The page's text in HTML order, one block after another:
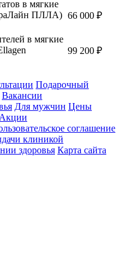
в мягкие
ПЛЛА) 66 000 ₽
в мягкие
99 200 ₽
Подарочный
Вакансии
Для мужчин Цены
Акции
соглашение
клиникой
здоровья Карта сайта